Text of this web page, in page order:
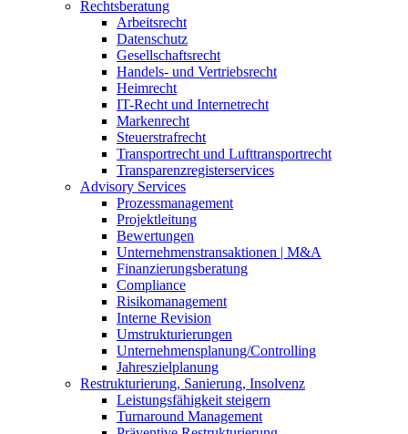
Rechtsberatung
Arbeitsrecht
Datenschutz
Gesellschaftsrecht
Handels- und Vertriebsrecht
Heimrecht
IT-Recht und Internetrecht
Markenrecht
Steuerstrafrecht
Transportrecht und Lufttransportrecht
Transparenzregisterservices
Advisory Services
Prozessmanagement
Projektleitung
Bewertungen
Unternehmenstransaktionen | M&A
Finanzierungsberatung
Compliance
Risikomanagement
Interne Revision
Umstrukturierungen
Unternehmensplanung/Controlling
Jahreszielplanung
Restrukturierung, Sanierung, Insolvenz
Leistungsfähigkeit steigern
Turnaround Management